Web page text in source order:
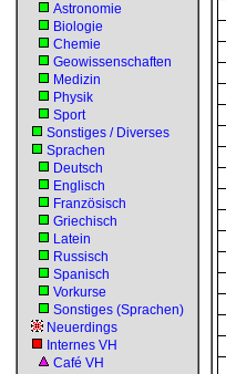
Astronomie
Biologie
Chemie
Geowissenschaften
Medizin
Physik
Sport
Sonstiges / Diverses
Sprachen
Deutsch
Englisch
Französisch
Griechisch
Latein
Russisch
Spanisch
Vorkurse
Sonstiges (Sprachen)
Neuerdings
Internes VH
Café VH